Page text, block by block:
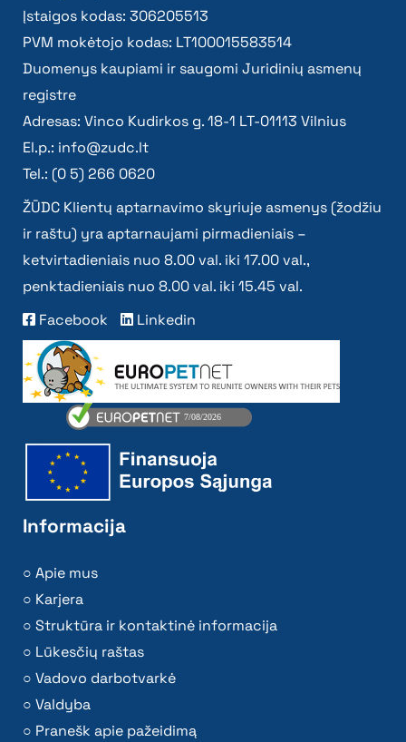
Įstaigos kodas: 306205513
PVM mokėtojo kodas: LT100015583514
Duomenys kaupiami ir saugomi Juridinių asmenų
registre
Adresas: Vinco Kudirkos g. 18-1 LT-01113 Vilnius
El.p.: info@zudc.lt
Tel.: (0 5) 266 0620
ŽŪDC Klientų aptarnavimo skyriuje asmenys (žodžiu
ir raštu) yra aptarnaujami pirmadieniais –
ketvirtadieniais nuo 8.00 val. iki 17.00 val.,
penktadieniais nuo 8.00 val. iki 15.45 val.
Facebook
Linkedin
Informacija
Apie mus
Karjera
Struktūra ir kontaktinė informacija
Lūkesčių raštas
Vadovo darbotvarkė
Valdyba
Pranešk apie pažeidimą